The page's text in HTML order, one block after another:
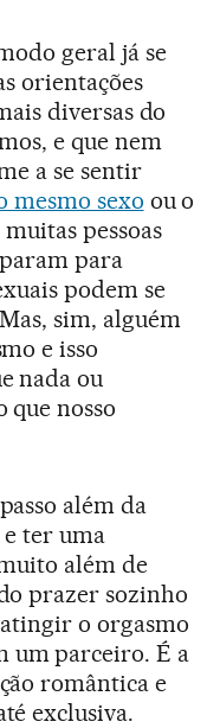
geral já se
orientações
diversas do
e que nem
a se sentir
mesmo sexo ou o
pessoas
para
podem se
sim, alguém
e isso
nada ou
que nosso
além da
ter uma
além de
prazer sozinho
o orgasmo
um parceiro. É a
romântica e
exclusiva.